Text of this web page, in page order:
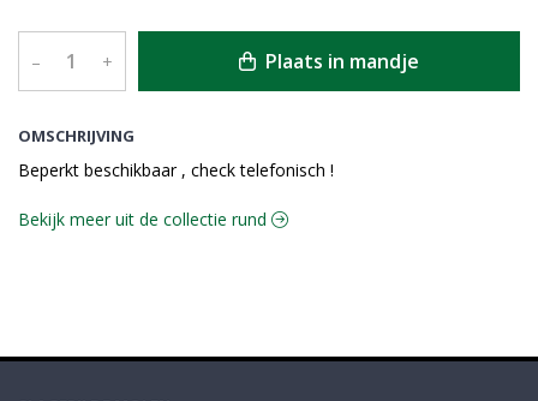
OMSCHRIJVING
Beperkt beschikbaar , check telefonisch !
– + Plaats in mandje
Bekijk meer uit de collectie rund